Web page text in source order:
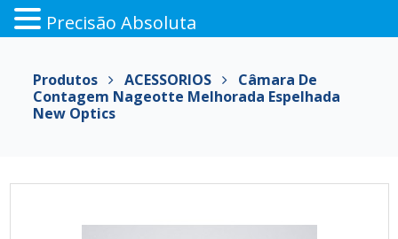
para
conteúdo
Produtos ACESSORIOS
Câmara De
Contagem Nageotte Melhorada Espelhada
New Optics
Precisão Absoluta